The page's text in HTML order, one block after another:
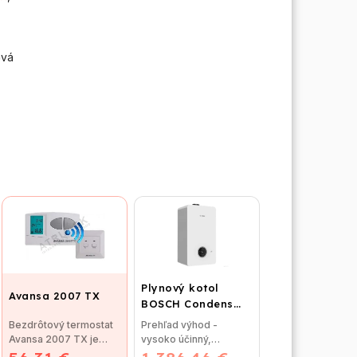
Avansa 2007 TX
Bezdrôtový termostat
Avansa 2007 TX je
vhodný na reguláciu
Plynový kotol
BOSCH Condens
GC2300iW 24 P -
Závesný
kondenzačný
Prehľad výhod -
vysoko účinný,
priestorovo úsporný -